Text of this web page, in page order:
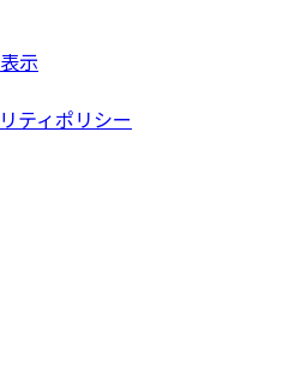
示
ティポリシー